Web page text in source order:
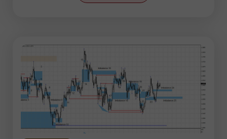
Trend line
Wave analysis
Instruments: